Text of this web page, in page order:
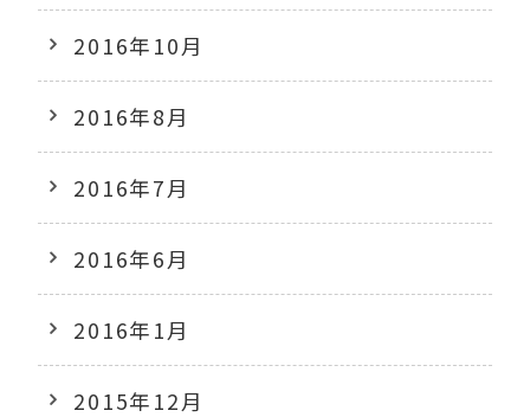
2016年10月
2016年8月
2016年7月
2016年6月
2016年1月
2015年12月